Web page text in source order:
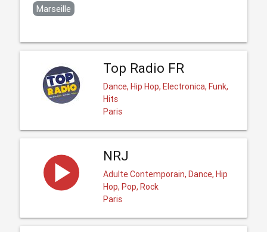
Marseille
Top Radio FR
Dance, Hip Hop, Electronica, Funk,
Hits
Paris
NRJ
Adulte Contemporain, Dance, Hip
Hop, Pop, Rock
Paris